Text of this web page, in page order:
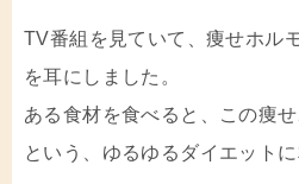
TV番組を見ていて、痩せホル
を耳にしました。
ある食材を食べると、この痩
という、ゆるゆるダイエット